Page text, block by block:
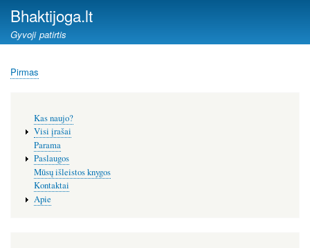
Bhaktijoga.lt
Gyvoji patirtis
Kelias
Pirmas
meniu
Kas naujo?
Visi įrašai
Parama
Paslaugos
Mūsų išleistos knygos
Kontaktai
Apie